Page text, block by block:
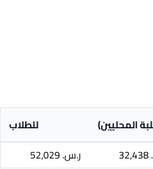
المحليين)
للطلاب
ر.س.‏ 52,029